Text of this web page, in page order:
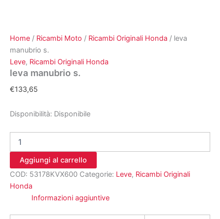
Home / Ricambi Moto / Ricambi Originali Honda / leva
manubrio s.
Leve, Ricambi Originali Honda
leva manubrio s.
€133,65
Disponibilità: Disponibile
manubrio
quantità
Aggiungi al carrello
COD: 53178KVX600 Categorie: Leve, Ricambi Originali
Honda
Informazioni aggiuntive